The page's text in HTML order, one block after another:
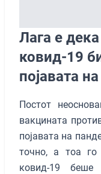
Лага е
ковид-19
појавата
Постот
вакцината
појавата на
точно, а тоа го
ковид-19 беше